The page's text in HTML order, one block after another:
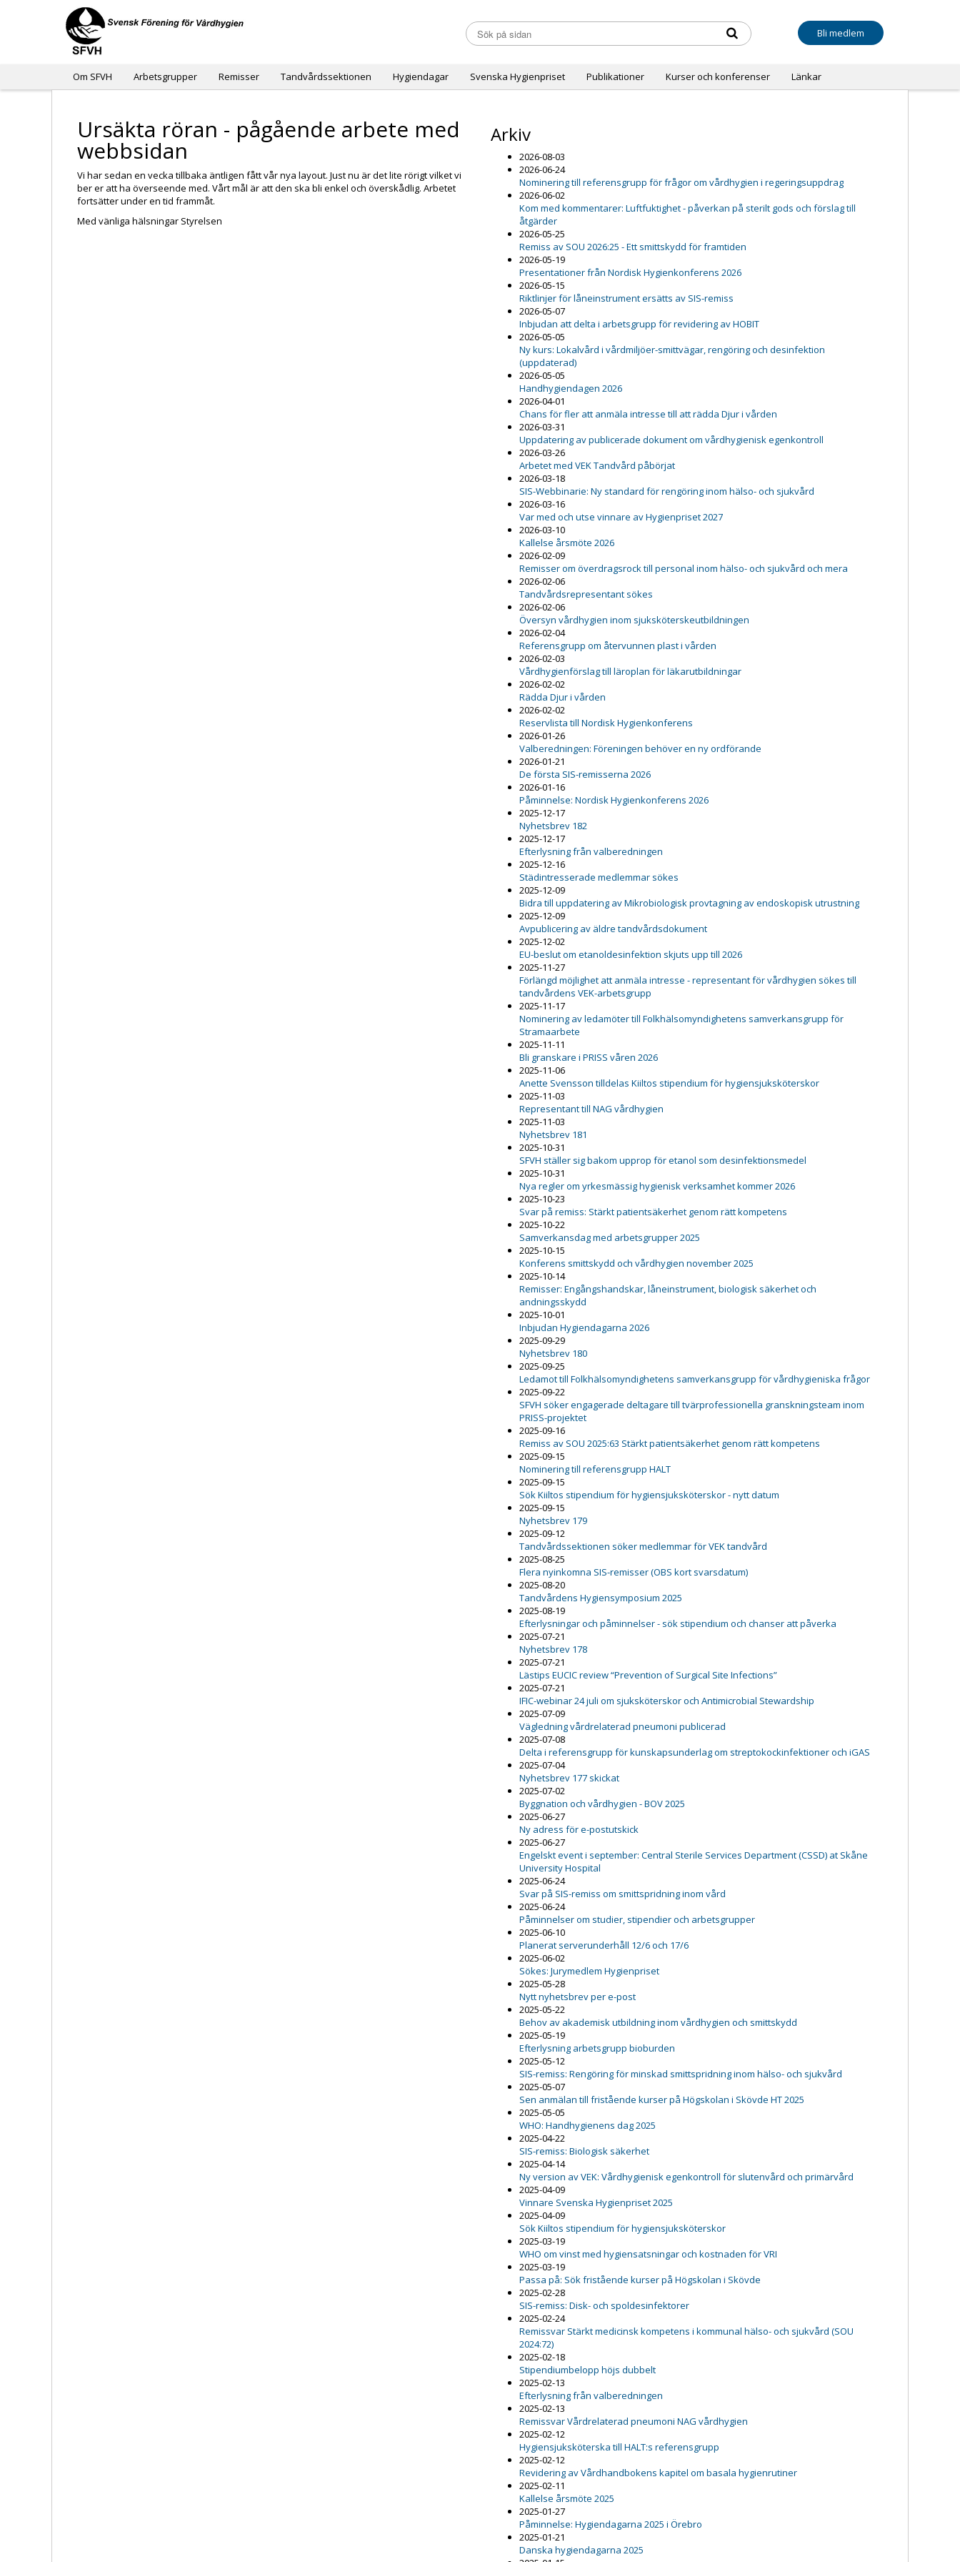
Bli medlem
Om SFVH Arbetsgrupper Remisser Tandvårdssektionen Hygiendagar Svenska Hygienpriset Publikationer Kurser och konferenser Länkar
Ursäkta röran - pågående arbete med
webbsidan
Vi har sedan en vecka tillbaka äntligen fått vår nya layout. Just nu är det lite rörigt vilket vi
ber er att ha överseende med. Vårt mål är att den ska bli enkel och överskådlig. Arbetet
fortsätter under en tid frammåt.
Med vänliga hälsningar Styrelsen
Arkiv
2026-08-03
2026-06-24
Nominering till referensgrupp för frågor om vårdhygien i regeringsuppdrag
2026-06-02
Kom med kommentarer: Luftfuktighet - påverkan på sterilt gods och förslag till
åtgärder
2026-05-25
Remiss av SOU 2026:25 - Ett smittskydd för framtiden
2026-05-19
Presentationer från Nordisk Hygienkonferens 2026
2026-05-15
Riktlinjer för låneinstrument ersätts av SIS-remiss
2026-05-07
Inbjudan att delta i arbetsgrupp för revidering av HOBIT
2026-05-05
Ny kurs: Lokalvård i vårdmiljöer-smittvägar, rengöring och desinfektion
(uppdaterad)
2026-05-05
Handhygiendagen 2026
2026-04-01
Chans för fler att anmäla intresse till att rädda Djur i vården
2026-03-31
Uppdatering av publicerade dokument om vårdhygienisk egenkontroll
2026-03-26
Arbetet med VEK Tandvård påbörjat
2026-03-18
SIS-Webbinarie: Ny standard för rengöring inom hälso- och sjukvård
2026-03-16
Var med och utse vinnare av Hygienpriset 2027
2026-03-10
Kallelse årsmöte 2026
2026-02-09
Remisser om överdragsrock till personal inom hälso- och sjukvård och mera
2026-02-06
Tandvårdsrepresentant sökes
2026-02-06
Översyn vårdhygien inom sjuksköterskeutbildningen
2026-02-04
Referensgrupp om återvunnen plast i vården
2026-02-03
Vårdhygienförslag till läroplan för läkarutbildningar
2026-02-02
Rädda Djur i vården
2026-02-02
Reservlista till Nordisk Hygienkonferens
2026-01-26
Valberedningen: Föreningen behöver en ny ordförande
2026-01-21
De första SIS-remisserna 2026
2026-01-16
Påminnelse: Nordisk Hygienkonferens 2026
2025-12-17
Nyhetsbrev 182
2025-12-17
Efterlysning från valberedningen
2025-12-16
Städintresserade medlemmar sökes
2025-12-09
Bidra till uppdatering av Mikrobiologisk provtagning av endoskopisk utrustning
2025-12-09
Avpublicering av äldre tandvårdsdokument
2025-12-02
EU-beslut om etanoldesinfektion skjuts upp till 2026
2025-11-27
Förlängd möjlighet att anmäla intresse - representant för vårdhygien sökes till
tandvårdens VEK-arbetsgrupp
2025-11-17
Nominering av ledamöter till Folkhälsomyndighetens samverkansgrupp för
Stramaarbete
2025-11-11
Bli granskare i PRISS våren 2026
2025-11-06
Anette Svensson tilldelas Kiiltos stipendium för hygiensjuksköterskor
2025-11-03
Representant till NAG vårdhygien
2025-11-03
Nyhetsbrev 181
2025-10-31
SFVH ställer sig bakom upprop för etanol som desinfektionsmedel
2025-10-31
Nya regler om yrkesmässig hygienisk verksamhet kommer 2026
2025-10-23
Svar på remiss: Stärkt patientsäkerhet genom rätt kompetens
2025-10-22
Samverkansdag med arbetsgrupper 2025
2025-10-15
Konferens smittskydd och vårdhygien november 2025
2025-10-14
Remisser: Engångshandskar, låneinstrument, biologisk säkerhet och
andningsskydd
2025-10-01
Inbjudan Hygiendagarna 2026
2025-09-29
Nyhetsbrev 180
2025-09-25
Ledamot till Folkhälsomyndighetens samverkansgrupp för vårdhygieniska frågor
2025-09-22
SFVH söker engagerade deltagare till tvärprofessionella granskningsteam inom
PRISS-projektet
2025-09-16
Remiss av SOU 2025:63 Stärkt patientsäkerhet genom rätt kompetens
2025-09-15
Nominering till referensgrupp HALT
2025-09-15
Sök Kiiltos stipendium för hygiensjuksköterskor - nytt datum
2025-09-15
Nyhetsbrev 179
2025-09-12
Tandvårdssektionen söker medlemmar för VEK tandvård
2025-08-25
Flera nyinkomna SIS-remisser (OBS kort svarsdatum)
2025-08-20
Tandvårdens Hygiensymposium 2025
2025-08-19
Efterlysningar och påminnelser - sök stipendium och chanser att påverka
2025-07-21
Nyhetsbrev 178
2025-07-21
Lästips EUCIC review “Prevention of Surgical Site Infections”
2025-07-21
IFIC-webinar 24 juli om sjuksköterskor och Antimicrobial Stewardship
2025-07-09
Vägledning vårdrelaterad pneumoni publicerad
2025-07-08
Delta i referensgrupp för kunskapsunderlag om streptokockinfektioner och iGAS
2025-07-04
Nyhetsbrev 177 skickat
2025-07-02
Byggnation och vårdhygien - BOV 2025
2025-06-27
Ny adress för e-postutskick
2025-06-27
Engelskt event i september: Central Sterile Services Department (CSSD) at Skåne
University Hospital
2025-06-24
Svar på SIS-remiss om smittspridning inom vård
2025-06-24
Påminnelser om studier, stipendier och arbetsgrupper
2025-06-10
Planerat serverunderhåll 12/6 och 17/6
2025-06-02
Sökes: Jurymedlem Hygienpriset
2025-05-28
Nytt nyhetsbrev per e-post
2025-05-22
Behov av akademisk utbildning inom vårdhygien och smittskydd
2025-05-19
Efterlysning arbetsgrupp bioburden
2025-05-12
SIS-remiss: Rengöring för minskad smittspridning inom hälso- och sjukvård
2025-05-07
Sen anmälan till fristående kurser på Högskolan i Skövde HT 2025
2025-05-05
WHO: Handhygienens dag 2025
2025-04-22
SIS-remiss: Biologisk säkerhet
2025-04-14
Ny version av VEK: Vårdhygienisk egenkontroll för slutenvård och primärvård
2025-04-09
Vinnare Svenska Hygienpriset 2025
2025-04-09
Sök Kiiltos stipendium för hygiensjuksköterskor
2025-03-19
WHO om vinst med hygiensatsningar och kostnaden för VRI
2025-03-19
Passa på: Sök fristående kurser på Högskolan i Skövde
2025-02-28
SIS-remiss: Disk- och spoldesinfektorer
2025-02-24
Remissvar Stärkt medicinsk kompetens i kommunal hälso- och sjukvård (SOU
2024:72)
2025-02-18
Stipendiumbelopp höjs dubbelt
2025-02-13
Efterlysning från valberedningen
2025-02-13
Remissvar Vårdrelaterad pneumoni NAG vårdhygien
2025-02-12
Hygiensjuksköterska till HALT:s referensgrupp
2025-02-12
Revidering av Vårdhandbokens kapitel om basala hygienrutiner
2025-02-11
Kallelse årsmöte 2025
2025-01-27
Påminnelse: Hygiendagarna 2025 i Örebro
2025-01-21
Danska hygiendagarna 2025